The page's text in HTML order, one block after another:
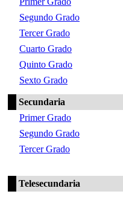
Segundo Grado
Tercer Grado
Cuarto Grado
Quinto Grado
Sexto Grado
Secundaria
Primer Grado
Segundo Grado
Tercer Grado
Telesecundaria